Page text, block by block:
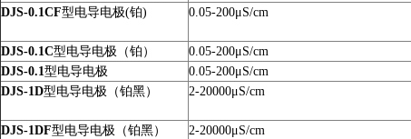
DJS-0.1CF型电导电极(铂) 0.05-200μS/cm
DJS-0.1C型电导电极（铂） 0.05-200μS/cm
DJS-0.1型电导电极 0.05-200μS/cm
DJS-1D型电导电极（铂黑） 2-20000μS/cm
DJS-1DF型电导电极（铂黑） 2-20000μS/cm